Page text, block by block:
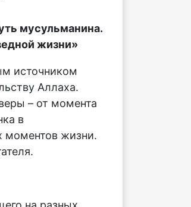
мусульманина.
жизни»
источником
Аллаха.
– от момента
в
моментов жизни.